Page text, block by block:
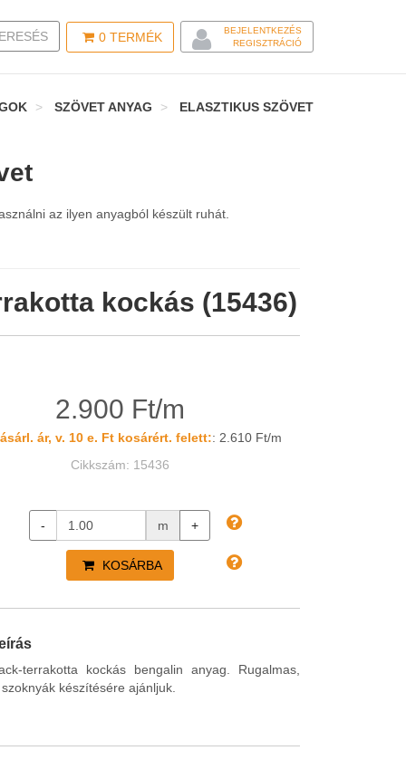
0 TERMÉK
BEJELENTKEZÉS
REGISZTRÁCIÓ
SEARCH
SZÖVET ANYAG ELASZTIKUS SZÖVET
az ilyen anyagból készült ruhát.
kockás (15436)
2.900 Ft/m
ár, v. 10 e. Ft kosárért. felett:: 2.610 Ft/m
Cikkszám: 15436
- m +
KOSÁRBA
terrakotta kockás bengalin anyag. Rugalmas,
készítésére ajánljuk.